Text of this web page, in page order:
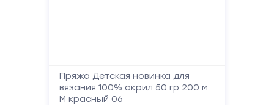
Пряжа Детская новинка для
вязания 100% акрил 50 гр 200 м
М красный 06